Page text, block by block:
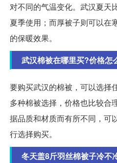
对不同的气温变化。武汉夏天
夏季使用；而厚被子则可以在
的保暖效果。
武汉棉被在哪里买?价格怎
要购买武汉的棉被，可以选择
多种棉被选择，价格也比较合
据品质和材质而有所不同，可
行选择购买。
冬天盖8斤羽丝棉被子冷不